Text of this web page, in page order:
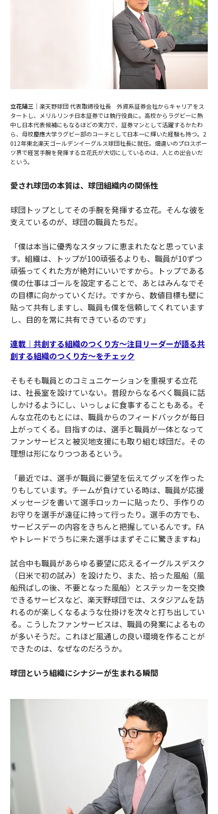
立花陽三｜ 楽天野球団 代表取締役社長 外資系証券会社からキャリアをス
タートし、メリルリンチ日本証券では執行役員に。高校からラグビーに熱
中し日本代表候補にもなるほどの実力で、証券マンとして活躍するかたわ
ら、母校慶應大学ラグビー部のコーチとして日本一に輝いた経験も持つ。2
012年東北楽天ゴールデンイーグルス球団社長に就任。畑違いのプロスポー
ツ界で経営手腕を発揮する立花氏が大切にしているのは、人との出会いだ
という。
愛され球団の本質は、球団組織内の関係性
球団トップとしてその手腕を発揮する立花。そんな彼を
支えているのが、球団の職員たちだ。
「僕は本当に優秀なスタッフに恵まれたなと思っていま
す。組織は、トップが100頑張るよりも、職員が10ずつ
頑張ってくれた方が絶対にいいですから。トップである
僕の仕事はゴールを設定することで、あとはみんなでそ
の目標に向かっていくだけ。ですから、数値目標も壁に
貼って共有しますし、職員も僕を信頼してくれています
し、目的を常に共有できているのです」
連載｜共創する組織のつくり方〜注目リーダーが語る共
創する組織のつくり方〜をチェック
そもそも職員とのコミュニケーションを重視する立花
は、社長室を設けていない。普段からなるべく職員に話
しかけるようにし、いっしょに食事することもある。そ
んな立花のもとには、職員からのフィードバックが毎日
上がってくる。目指すのは、選手と職員が一体となって
ファンサービスと被災地支援にも取り組む球団だ。その
理想は形になりつつあるという。
「最近では、選手が職員に要望を伝えてグッズを作った
りもしています。チームが負けている時は、職員が応援
メッセージを書いて選手ロッカーに貼ったり、手作りの
お守りを選手が遠征に持って行ったり。選手の方でも、
サービスデーの内容をきちんと把握しているんです。FA
やトレードでうちに来た選手はまずそこに驚きますね」
試合中も職員があらゆる要望に応えるイーグルスデスク
（日米で初の試み）を設けたり、また、拾った風船（風
船飛ばしの後、不要となった風船）とステッカーを交換
できるサービスなど、楽天野球団では、スタジアムを訪
れるのが楽しくなるような仕掛けを次々と打ち出してい
る。こうしたファンサービスは、職員の発案によるもの
が多いそうだ。これほど風通しの良い環境を作ることが
できたのは、なぜなのだろうか。
球団という組織にシナジーが生まれる瞬間